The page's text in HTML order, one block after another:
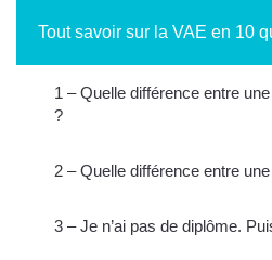
Tout savoir sur la VAE en 10
1 – Quelle différence entre
?
2 – Quelle différence entre
3 – Je n’ai pas de diplôme.